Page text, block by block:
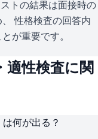
トの結果は面接時の
性格検査の回答内
が重要です。
適性検査に関
何が出る？